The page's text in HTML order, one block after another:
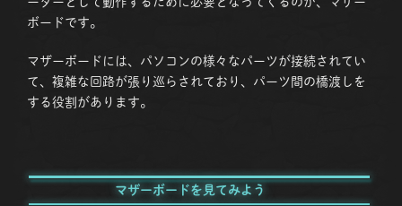
ボードです。
マザーボードには、パソコンの様々なパーツが接続されてい
て、複雑な回路が張り巡らされており、パーツ間の橋渡しを
する役割があります。
マザーボードを見てみよう